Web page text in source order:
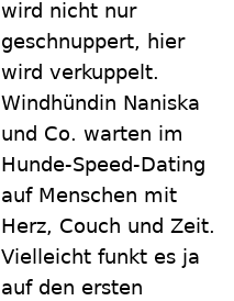
wird nicht nur
geschnuppert, hier
wird verkuppelt.
Windhündin Naniska
und Co. warten im
Hunde‑Speed‑Dating
auf Menschen mit
Herz, Couch und Zeit.
Vielleicht funkt es ja
auf den ersten